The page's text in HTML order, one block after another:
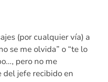
(por cualquier vía) a
se me olvida” o “te lo
pero no me
del jefe recibido en